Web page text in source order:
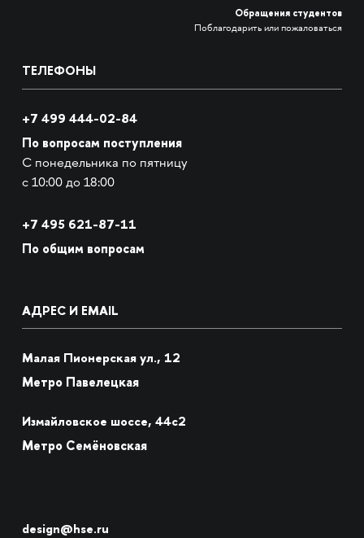
Обращения студентов
Поблагодарить или пожаловаться
ТЕЛЕФОНЫ
+7 499 444-02-84
По вопросам поступления
С понедельника по пятницу
с 10:00 до 18:00
+7 495 621-87-11
По общим вопросам
АДРЕС И EMAIL
Малая Пионерская ул., 12
Метро Павелецкая
Измайловское шоссе, 44с2
Метро Семёновская
design@hse.ru